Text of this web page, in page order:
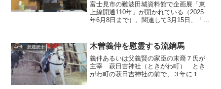
富士見市の難波田城資料館で企画展「東
上線開通110年」が開かれている（2025
年6月8日まで）。関連して3月15日、「東
た。講演で老川氏は、明治以降、埼玉西
部地域、東京...
中世・武蔵武士 木曽義仲を慰霊する流鏑馬
義仲あるいは父義賢の家臣の末裔７氏が
主宰 萩日吉神社（ときがわ町） とき
がわ町の萩日吉神社の前で、３年に１